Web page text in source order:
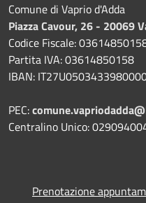
Comune di Vaprio d'Adda
Piazza Cavour, 26 - 20069
Codice Fiscale:
Partita IVA: 03614850158
IBAN:
PEC:
Centralino Unico:
Prenotazione